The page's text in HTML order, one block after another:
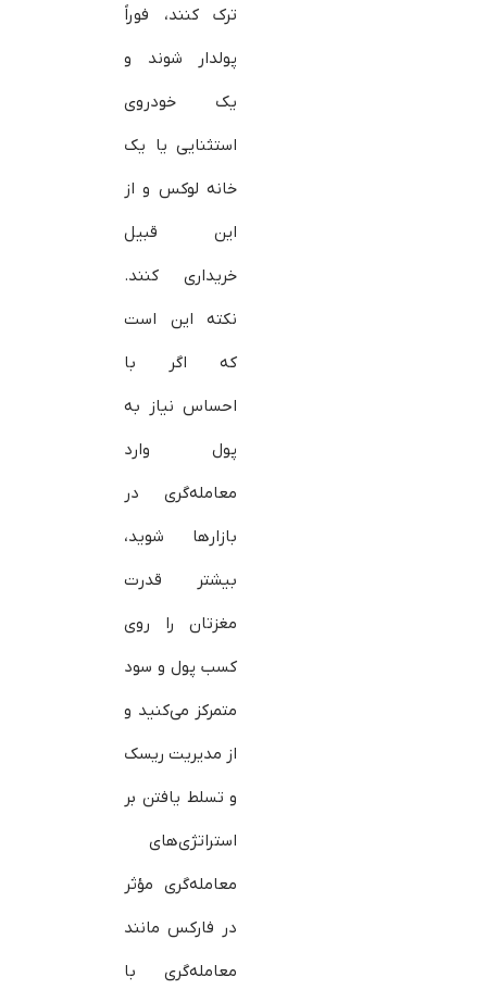
ترک کنند، فوراً
پولدار شوند و
یک خودروی
استثنایی یا یک
خانه لوکس و از
این قبیل
خریداری کنند.
نکته این است
که اگر با
احساس نیاز به
پول وارد
معامله‌گری در
بازارها شوید،
بیشتر قدرت
مغزتان را روی
کسب پول و سود
متمرکز می‌کنید و
از مدیریت ریسک
و تسلط یافتن بر
استراتژی‌های
معامله‌گری مؤثر
در فارکس مانند
معامله‌گری با